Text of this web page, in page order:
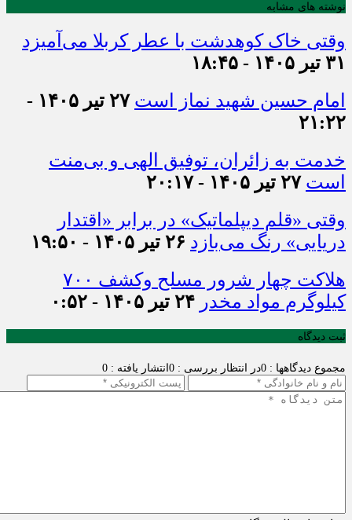
نوشته های مشابه
وقتی خاک کوهدشت با عطر کربلا می‌آمیزد
۳۱ تیر ۱۴۰۵ - ۱۸:۴۵
امام حسین شهید نماز است
۲۷ تیر ۱۴۰۵ -
۲۱:۲۲
خدمت به زائران، توفیق الهی و بی‌منت
است ۲۷ تیر ۱۴۰۵ - ۲۰:۱۷
وقتی «قلم دیپلماتیک» در برابر «اقتدار
دریایی» رنگ می‌بازد ۲۶ تیر ۱۴۰۵ - ۱۹:۵۰
هلاکت چهار شرور مسلح وکشف ۷۰۰
کیلوگرم مواد مخدر ۲۴ تیر ۱۴۰۵ - ۰:۵۲
ثبت دیدگاه
مجموع دیدگاهها : 0 در انتظار بررسی : 0 انتشار یافته : 0